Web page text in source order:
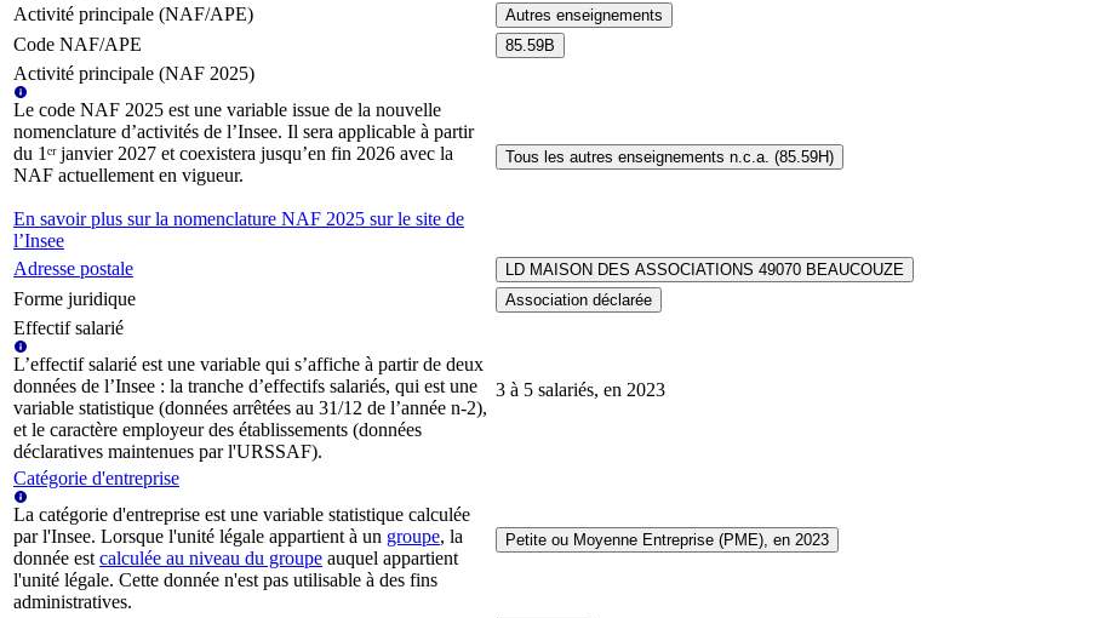
Activité principale (NAF/APE)
Autres enseignements
Code NAF/APE 85.59B
Activité principale (NAF 2025)
Le code NAF 2025 est une variable issue de la nouvelle
nomenclature d’activités de l’Insee. Il sera applicable à partir
du 1ᵉʳ janvier 2027 et coexistera jusqu’en fin 2026 avec la
NAF actuellement en vigueur.
En savoir plus sur la nomenclature NAF 2025 sur le site de
l’Insee
Tous les autres enseignements n.c.a. (85.59H)
Adresse postale LD MAISON DES ASSOCIATIONS 49070 BEAUCOUZE
Forme juridique Association déclarée
Effectif salarié
L’effectif salarié est une variable qui s’affiche à partir de deux
données de l’Insee : la tranche d’effectifs salariés, qui est une
variable statistique (données arrêtées au 31/12 de l’année n-2),
et le caractère employeur des établissements (données
déclaratives maintenues par l'URSSAF).
3 à 5 salariés, en 2023
Catégorie d'entreprise
La catégorie d'entreprise est une variable statistique calculée
par l'Insee. Lorsque l'unité légale appartient à un groupe, la
donnée est calculée au niveau du groupe auquel appartient
l'unité légale. Cette donnée n'est pas utilisable à des fins
administratives.
Petite ou Moyenne Entreprise (PME), en 2023